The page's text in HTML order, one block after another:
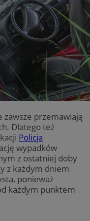
zawsze przemawiają
Dlatego też
Policja
wypadków
z ostatniej doby
z każdym dniem
ponieważ
każdym punktem